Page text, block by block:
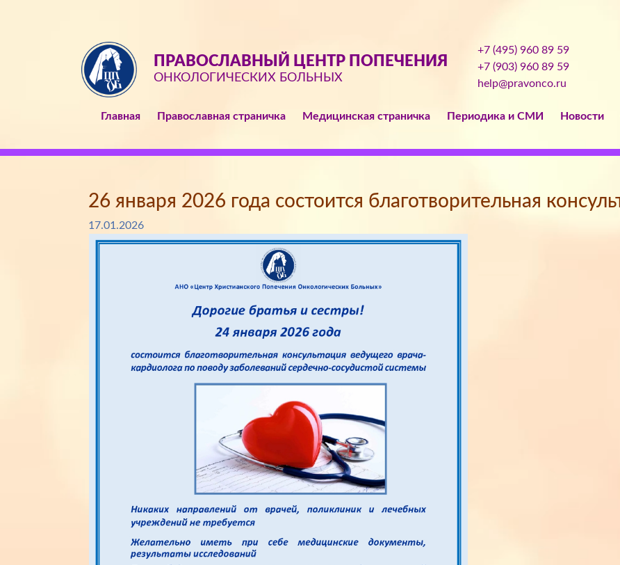
ПРАВОСЛАВНЫЙ ЦЕНТР ПОПЕЧЕНИЯ
ОНКОЛОГИЧЕСКИХ БОЛЬНЫХ
+7 (495) 960 89 59
+7 (903) 960 89 59
help@pravonco.ru
Главная Православная страничка Медицинская страничка Периодика и СМИ Новости
26 января 2026 года состоится благотворительная
17.01.2026